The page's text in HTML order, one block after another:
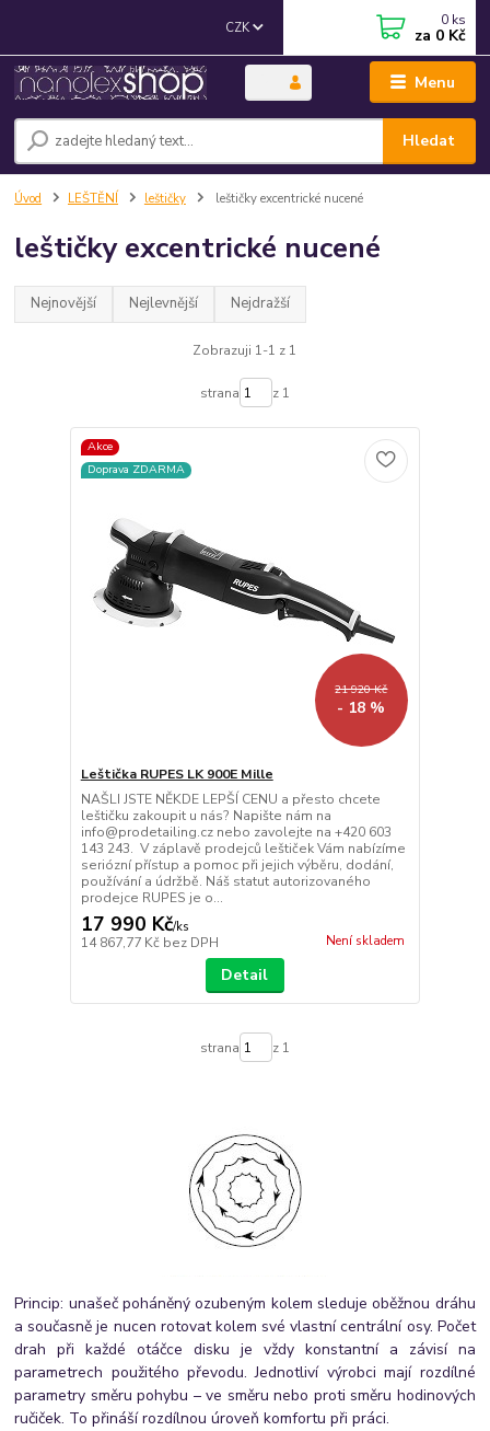
Menu
CZK
Hledat
0 ks
za 0 Kč
Úvod LEŠTĚNÍ leštičky leštičky excentrické nucené
leštičky excentrické nucené
Nejnovější Nejlevnější Nejdražší
Zobrazuji 1-1 z 1
strana z 1
Akce
Doprava ZDARMA
21 920 Kč
- 18 %
Leštička RUPES LK 900E Mille
NAŠLI JSTE NĚKDE LEPŠÍ CENU a přesto chcete
leštičku zakoupit u nás? Napište nám na
info@prodetailing.cz nebo zavolejte na +420 603
143 243. V záplavě prodejců leštiček Vám nabízíme
seriózní přístup a pomoc při jejich výběru, dodání,
používání a údržbě. Náš statut autorizovaného
prodejce RUPES je o...
17 990 Kč/ks
14 867,77 Kč bez DPH Není skladem
Detail
strana z 1
Princip: unašeč poháněný ozubeným kolem sleduje oběžnou dráhu
a současně je nucen rotovat kolem své vlastní centrální osy. Počet
drah při každé otáčce disku je vždy konstantní a závisí na
parametrech použitého převodu. Jednotliví výrobci mají rozdílné
parametry směru pohybu – ve směru nebo proti směru hodinových
ručiček. To přináší rozdílnou úroveň komfortu při práci.